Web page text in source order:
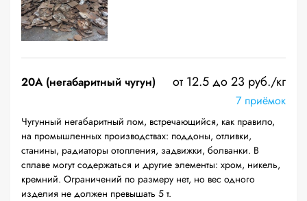
20A (негабаритный чугун) от 12.5 до 23 руб./кг
7 приёмок
Чугунный негабаритный лом, встречающийся, как правило,
на промышленных производствах: поддоны, отливки,
станины, радиаторы отопления, задвижки, болванки. В
сплаве могут содержаться и другие элементы: хром, никель,
кремний. Ограничений по размеру нет, но вес одного
изделия не должен превышать 5 т.